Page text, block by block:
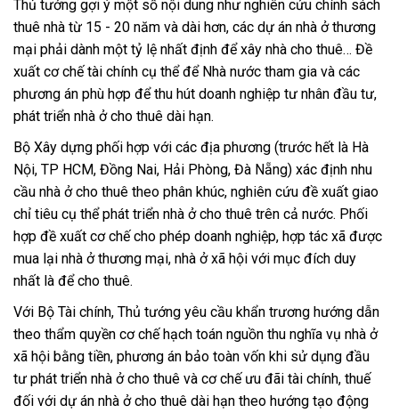
Thủ tướng gợi ý một số nội dung như nghiên cứu chính sách
thuê nhà từ 15 - 20 năm và dài hơn, các dự án nhà ở thương
mại phải dành một tỷ lệ nhất định để xây nhà cho thuê… Đề
xuất cơ chế tài chính cụ thể để Nhà nước tham gia và các
phương án phù hợp để thu hút doanh nghiệp tư nhân đầu tư,
phát triển nhà ở cho thuê dài hạn.
Bộ Xây dựng phối hợp với các địa phương (trước hết là Hà
Nội, TP HCM, Đồng Nai, Hải Phòng, Đà Nẵng) xác định nhu
cầu nhà ở cho thuê theo phân khúc, nghiên cứu đề xuất giao
chỉ tiêu cụ thể phát triển nhà ở cho thuê trên cả nước. Phối
hợp đề xuất cơ chế cho phép doanh nghiệp, hợp tác xã được
mua lại nhà ở thương mại, nhà ở xã hội với mục đích duy
nhất là để cho thuê.
Với Bộ Tài chính, Thủ tướng yêu cầu khẩn trương hướng dẫn
theo thẩm quyền cơ chế hạch toán nguồn thu nghĩa vụ nhà ở
xã hội bằng tiền, phương án bảo toàn vốn khi sử dụng đầu
tư phát triển nhà ở cho thuê và cơ chế ưu đãi tài chính, thuế
đối với dự án nhà ở cho thuê dài hạn theo hướng tạo động